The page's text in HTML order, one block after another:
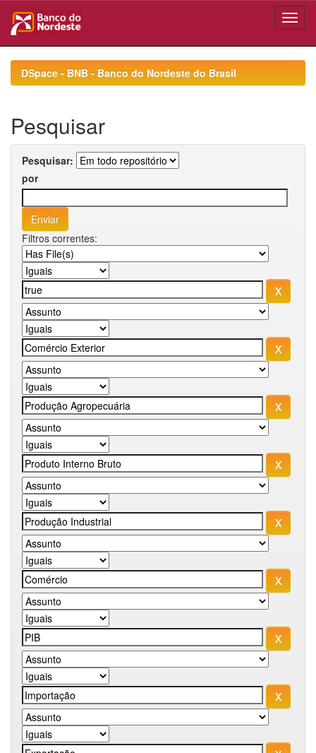
navigationDSpace - BNB - Banco do Nordeste do Brasil
Pesquisar
Pesquisar:
por
Filtros correntes: